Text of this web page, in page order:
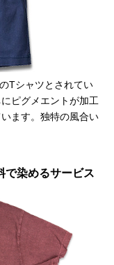
Tシャツとされてい
ピグメエントが加工
ます。独特の風合い
で染めるサービス